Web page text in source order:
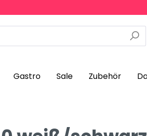
Gastro Sale Zubehör